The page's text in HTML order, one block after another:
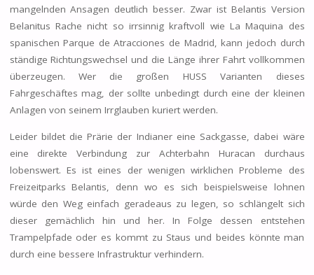
mangelnden Ansagen deutlich besser. Zwar ist Belantis Version
Belanitus Rache nicht so irrsinnig kraftvoll wie La Maquina des
spanischen Parque de Atracciones de Madrid, kann jedoch durch
ständige Richtungswechsel und die Länge ihrer Fahrt vollkommen
überzeugen. Wer die großen HUSS Varianten dieses
Fahrgeschäftes mag, der sollte unbedingt durch eine der kleinen
Anlagen von seinem Irrglauben kuriert werden.
Leider bildet die Prärie der Indianer eine Sackgasse, dabei wäre
eine direkte Verbindung zur Achterbahn Huracan durchaus
lobenswert. Es ist eines der wenigen wirklichen Probleme des
Freizeitparks Belantis, denn wo es sich beispielsweise lohnen
würde den Weg einfach geradeaus zu legen, so schlängelt sich
dieser gemächlich hin und her. In Folge dessen entstehen
Trampelpfade oder es kommt zu Staus und beides könnte man
durch eine bessere Infrastruktur verhindern.